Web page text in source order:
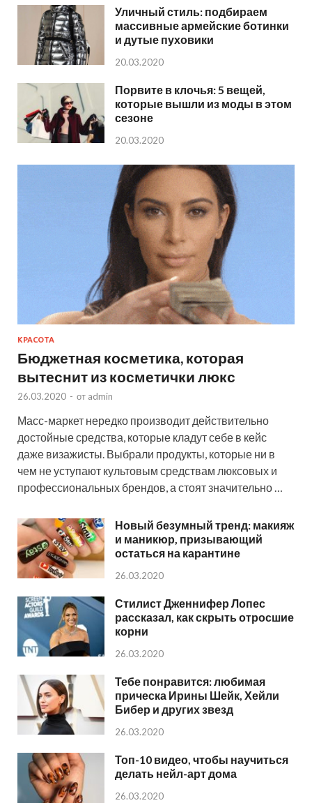
Уличный стиль: подбираем
массивные армейские ботинки
и дутые пуховики
20.03.2020
Порвите в клочья: 5 вещей,
которые вышли из моды в этом
сезоне
20.03.2020
КРАСОТА
Бюджетная косметика, которая
вытеснит из косметички люкс
26.03.2020 - от admin
Масс-маркет нередко производит действительно
достойные средства, которые кладут себе в кейс
даже визажисты. Выбрали продукты, которые ни в
чем не уступают культовым средствам люксовых и
профессиональных брендов, а стоят значительно …
Новый безумный тренд: макияж
и маникюр, призывающий
остаться на карантине
26.03.2020
Стилист Дженнифер Лопес
рассказал, как скрыть отросшие
корни
26.03.2020
Тебе понравится: любимая
прическа Ирины Шейк, Хейли
Бибер и других звезд
26.03.2020
Топ-10 видео, чтобы научиться
делать нейл-арт дома
26.03.2020